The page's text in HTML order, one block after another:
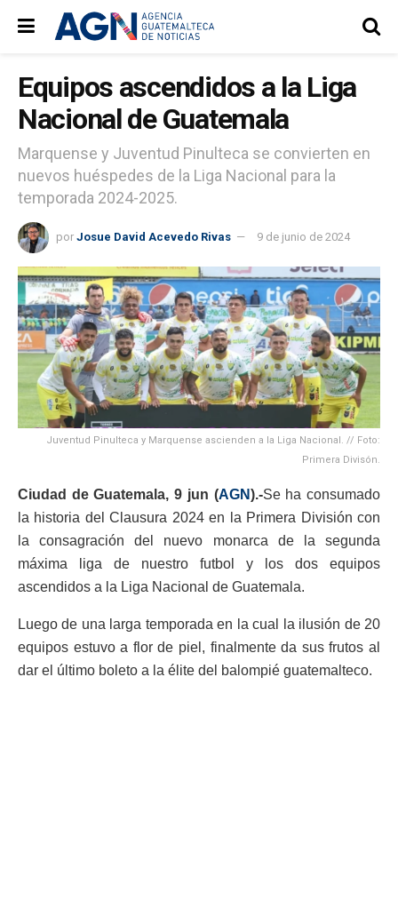
Equipos ascendidos a la Liga
Nacional de Guatemala
Marquense y Juventud Pinulteca se convierten en
nuevos huéspedes de la Liga Nacional para la
temporada 2024-2025.
por Josue David Acevedo Rivas 9 de junio de 2024
Juventud Pinulteca y Marquense ascienden a la Liga Nacional. // Foto:
Primera Divisón.
Ciudad de Guatemala, 9 jun (AGN).-Se ha consumado
la historia del Clausura 2024 en la Primera División con
la consagración del nuevo monarca de la segunda
máxima liga de nuestro futbol y los dos equipos
ascendidos a la Liga Nacional de Guatemala.
Luego de una larga temporada en la cual la ilusión de 20
equipos estuvo a flor de piel, finalmente da sus frutos al
dar el último boleto a la élite del balompié guatemalteco.